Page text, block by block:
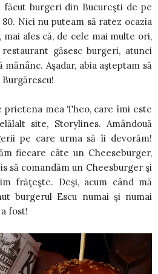
burgeri din Bucureşti de pe
Nici nu puteam să ratez ocazia
ales că, de cele mai multe ori,
găsesc burgeri, atunci
Aşadar, abia aşteptam să
prietena mea Theo, care îmi este
site, Storylines. Amândouă
pe care urma să îi devorăm!
fiecare câte un Cheeseburger,
să comandăm un Cheesburger şi
frăţeşte. Deşi, acum când mă
burgerul Escu numai şi numai
fost!